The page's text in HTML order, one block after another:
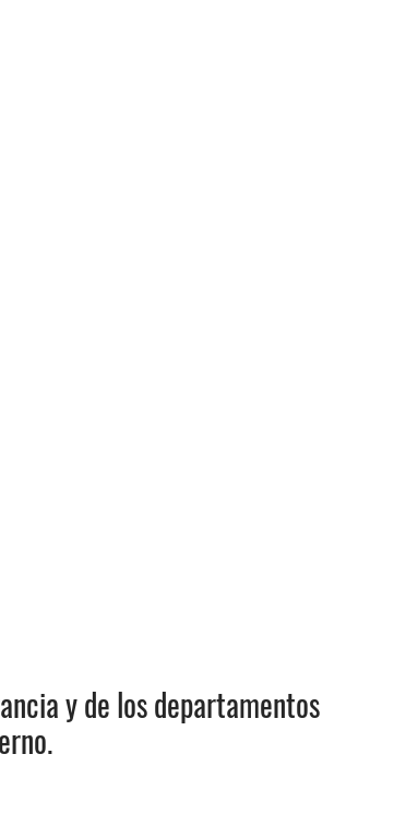
y de los departamentos